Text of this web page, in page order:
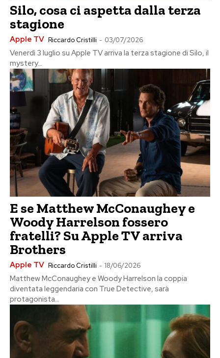
Silo, cosa ci aspetta dalla terza
stagione
Apple TV Riccardo Cristilli - 03/07/2026
Venerdì 3 luglio su Apple TV arriva la terza stagione di Silo, il
mystery...
E se Matthew McConaughey e
Woody Harrelson fossero
fratelli? Su Apple TV arriva
Brothers
Apple TV Riccardo Cristilli - 18/06/2026
Matthew McConaughey e Woody Harrelson la coppia
diventata leggendaria con True Detective, sarà
protagonista...